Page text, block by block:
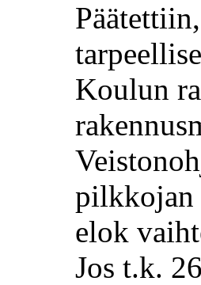
Koulun
pilkkojan
elok
Jos t.k.